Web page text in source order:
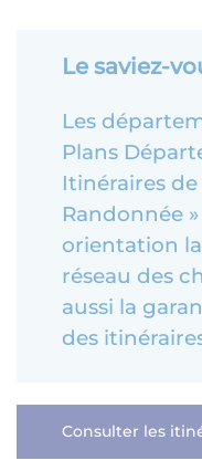
Le saviez-
Les
Plans
Itinéraires
Randonnée
orientation
réseau des
aussi la
des
Consulter les